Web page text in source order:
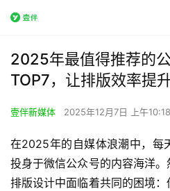
2025年最值得推荐的
TOP7，让排版效率提
壹伴新媒体 2025年12月7日 上午10:18
在2025年的自媒体浪潮中，每
投身于微信公众号的内容海洋
排版设计中面临着共同的困境